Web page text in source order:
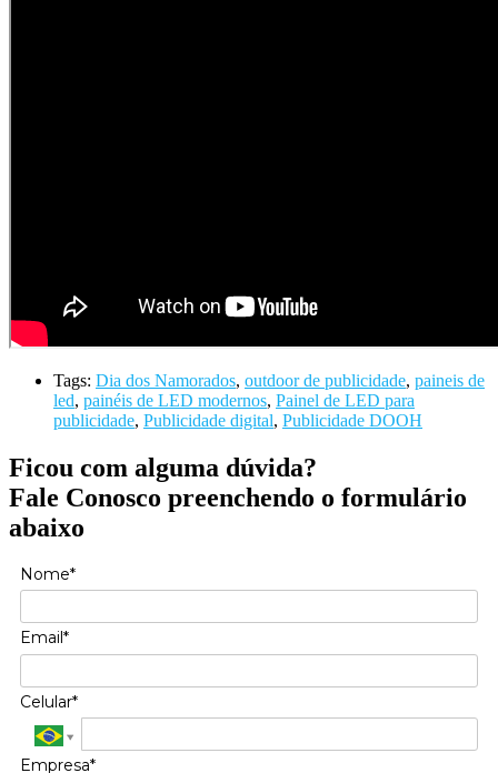
Tags: Dia dos Namorados, outdoor de publicidade, paineis de
led, painéis de LED modernos, Painel de LED para
publicidade, Publicidade digital, Publicidade DOOH
Ficou com alguma dúvida?
Fale Conosco preenchendo o formulário
abaixo
Nome*
Email*
Celular*
Empresa*